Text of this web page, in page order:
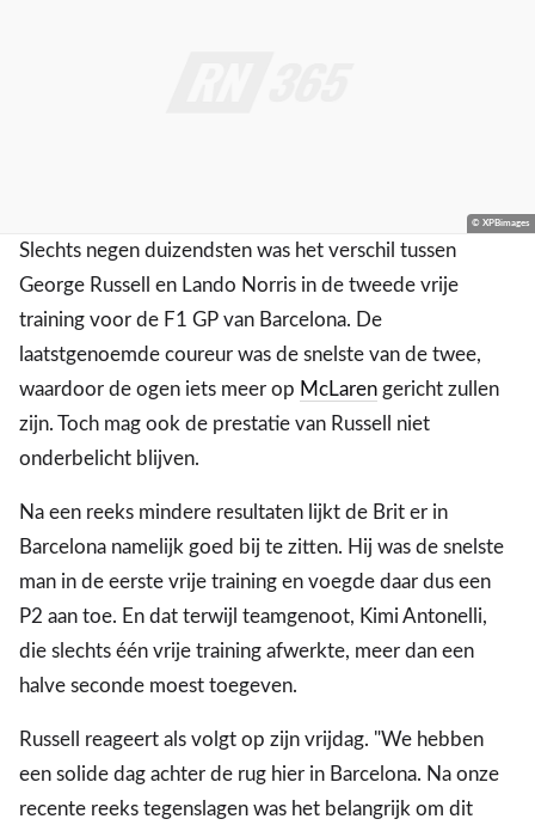
© XPBimages
Slechts negen duizendsten was het verschil tussen
George Russell en Lando Norris in de tweede vrije
training voor de F1 GP van Barcelona. De
laatstgenoemde coureur was de snelste van de twee,
waardoor de ogen iets meer op McLaren gericht zullen
zijn. Toch mag ook de prestatie van Russell niet
onderbelicht blijven.
Na een reeks mindere resultaten lijkt de Brit er in
Barcelona namelijk goed bij te zitten. Hij was de snelste
man in de eerste vrije training en voegde daar dus een
P2 aan toe. En dat terwijl teamgenoot, Kimi Antonelli,
die slechts één vrije training afwerkte, meer dan een
halve seconde moest toegeven.
Russell reageert als volgt op zijn vrijdag. "We hebben
een solide dag achter de rug hier in Barcelona. Na onze
recente reeks tegenslagen was het belangrijk om dit